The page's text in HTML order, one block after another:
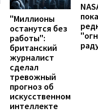
"Миллионы
останутся без
работы":
британский
журналист
сделал
тревожный
прогноз об
искусственном
интеллекте